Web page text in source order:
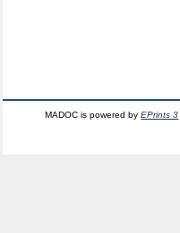
MADOC is powered byEPrints 3